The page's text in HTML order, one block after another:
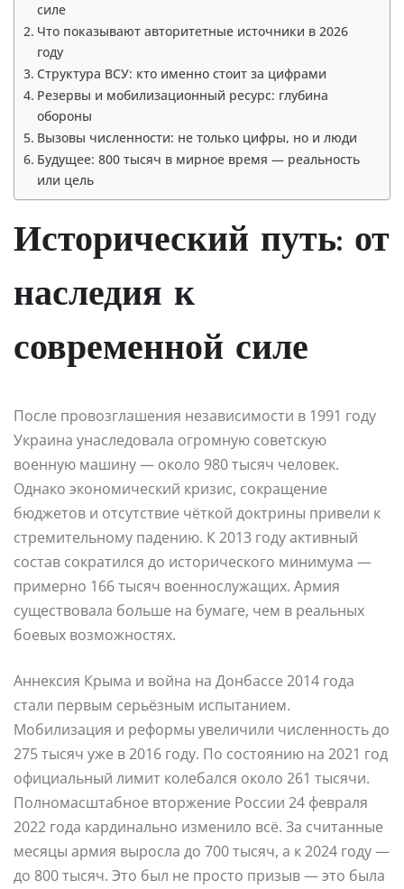
силе
Что показывают авторитетные источники в 2026
году
Структура ВСУ: кто именно стоит за цифрами
Резервы и мобилизационный ресурс: глубина
обороны
Вызовы численности: не только цифры, но и люди
Будущее: 800 тысяч в мирное время — реальность
или цель
Исторический путь: от
наследия к
современной силе
После провозглашения независимости в 1991 году
Украина унаследовала огромную советскую
военную машину — около 980 тысяч человек.
Однако экономический кризис, сокращение
бюджетов и отсутствие чёткой доктрины привели к
стремительному падению. К 2013 году активный
состав сократился до исторического минимума —
примерно 166 тысяч военнослужащих. Армия
существовала больше на бумаге, чем в реальных
боевых возможностях.
Аннексия Крыма и война на Донбассе 2014 года
стали первым серьёзным испытанием.
Мобилизация и реформы увеличили численность до
275 тысяч уже в 2016 году. По состоянию на 2021 год
официальный лимит колебался около 261 тысячи.
Полномасштабное вторжение России 24 февраля
2022 года кардинально изменило всё. За считанные
месяцы армия выросла до 700 тысяч, а к 2024 году —
до 800 тысяч. Это был не просто призыв — это была